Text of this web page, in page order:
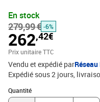
facile à nettoyer avec un
également un aspect
véritable.Matelas à ressorts
individuel intégré est connu
assurant un haut niveau de
absorber efficacement le
les rotations.Support
stabilité accrue et juste le
En stock
279,99 € -6%
262,42€
Prix unitaire TTC
Vendu et expédié par
Expédié sous 2 jours
Quantité
Quantité : 1